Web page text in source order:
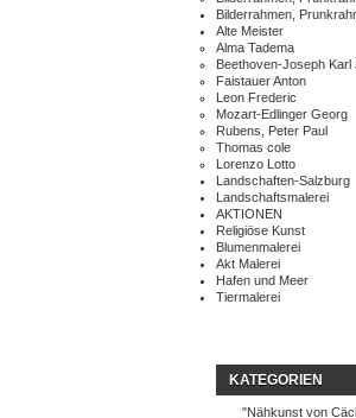
Bilderrahmen,
Alte Meister
Alma Tadema
Beethoven-Joseph Karl
Faistauer Anton
Leon Frederic
Mozart-Edlinger Georg
Rubens, Peter Paul
Thomas cole
Lorenzo Lotto
Landschaften-Salzburg
Landschaftsmalerei
AKTIONEN
Religiöse Kunst
Blumenmalerei
Akt Malerei
Hafen und Meer
Tiermalerei
KATEGORIEN
"Nähkunst von